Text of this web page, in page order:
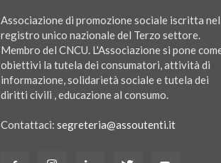
Associazione di promozione sociale iscritta nel
registro unico nazionale del Terzo settore.
Membro del CNCU. L'Associazione si pone
obiettivi la tutela dei consumatori, attività di
informazione, solidarietà sociale e tutela dei
diritti civili , educazione al consumo.
Contattaci: segreteria@assoutenti.it